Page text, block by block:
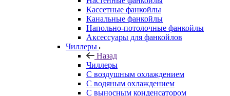
Кассетные фанкойлы
Канальные фанкойлы
Напольно-потолочные фанкойлы
Аксессуары для фанкойлов
Чиллеры
Назад
Чиллеры
С воздушным охлаждением
С водяным охлаждением
С выносным конденсатором